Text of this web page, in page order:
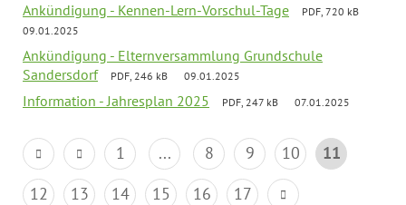
Ankündigung - Kennen-Lern-Vorschul-Tage
PDF, 720 kB
09.01.2025
Ankündigung - Elternversammlung Grundschule
Sandersdorf
PDF, 246 kB 09.01.2025
Information - Jahresplan 2025 PDF, 247 kB 07.01.2025
1 ... 8 9 10
11
12
13 14 15 16 17